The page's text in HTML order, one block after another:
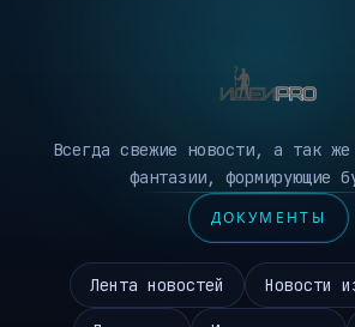
Всегда свежие новости, а так
фантазии, формирующие
ДОКУМЕНТЫ
Лента новостей Новости